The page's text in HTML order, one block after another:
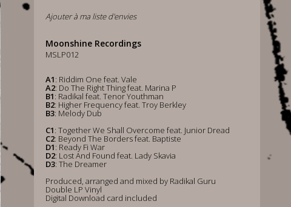
Ajouter à ma liste d'envies
Moonshine Recordings
MSLP012
A1: Riddim One feat. Vale
A2: Do The Right Thing feat. Marina P
B1: Radikal feat. Tenor Youthman
B2: Higher Frequency feat. Troy Berkley
B3: Melody Dub
C1: Together We Shall Overcome feat. Junior Dread
C2: Beyond The Borders feat. Baptiste
D1: Ready Fi War
D2: Lost And Found feat. Lady Skavia
D3: The Dreamer
Produced, arranged and mixed by Radikal Guru
Double LP Vinyl
Digital Download card included